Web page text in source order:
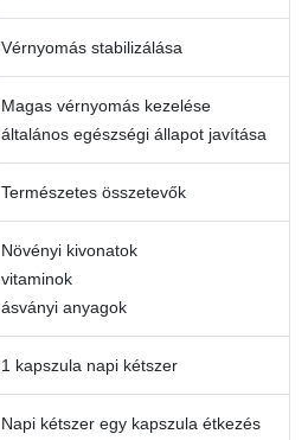
Vérnyomás stabilizálása
Magas vérnyomás kezelése
általános egészségi állapot javítása
Természetes összetevők
Növényi kivonatok
vitaminok
ásványi anyagok
1 kapszula napi kétszer
Napi kétszer egy kapszula étkezés